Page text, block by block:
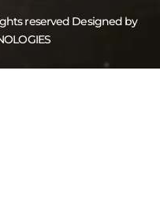
reserved Designed by